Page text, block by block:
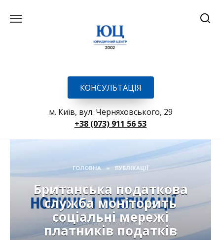
КОНСУЛЬТАЦІЯ
м. Київ, вул. Черняховського, 29
+38 (073) 911 56 53
ГОЛОВНА » ПУБЛІКАЦІЇ
Британська податкова
служба моніторить
соціальні мережі
платників податків